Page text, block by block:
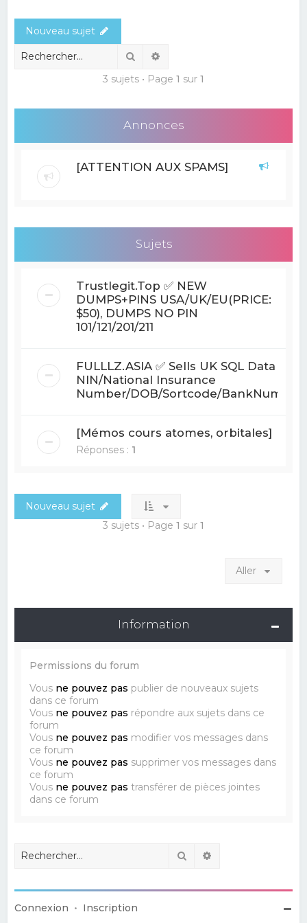
r
Nouveau sujet
Rechercher
3 sujets • Page 1 sur 1
Annonces
[ATTENTION AUX SPAMS]
Sujets
Trustlegit.Top ✅ NEW
DUMPS+PINS USA/UK/EU(PRICE:
$50), DUMPS NO PIN
101/121/201/211
FULLLZ.ASIA ✅ Sells UK SQL Data
NIN/National Insurance
Number/DOB/Sortcode/BankNum
[Mémos cours atomes, orbitales]
Réponses : 1
Nouveau sujet
3 sujets • Page 1 sur 1
Aller
Information
Permissions du forum
Vous ne pouvez pas publier de nouveaux sujets
dans ce forum
Vous ne pouvez pas répondre aux sujets dans ce
forum
Vous ne pouvez pas modifier vos messages dans
ce forum
Vous ne pouvez pas supprimer vos messages dans
ce forum
Vous ne pouvez pas transférer de pièces jointes
dans ce forum
Rechercher
Connexion • Inscription